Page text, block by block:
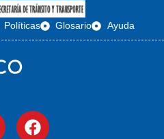
Políticas Glosario Ayuda